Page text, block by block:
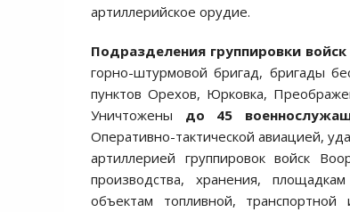
артиллерийское орудие.
Подразделения группировки
горно-штурмовой бригад, бригады
пунктов Орехов, Юрковка,
Уничтожены до 45
Оперативно-тактической авиацией,
артиллерией группировок войск
производства, хранения,
объектам топливной,